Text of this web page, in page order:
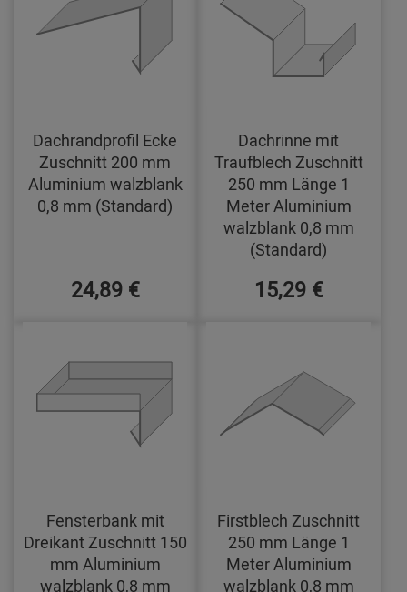
Dachrandprofil Ecke
Zuschnitt 200 mm
Aluminium walzblank
0,8 mm (Standard)
24,89 €
Dachrinne mit
Traufblech Zuschnitt
250 mm Länge 1
Meter Aluminium
walzblank 0,8 mm
(Standard)
15,29 €
Fensterbank mit
Dreikant Zuschnitt 150
mm Aluminium
walzblank 0,8 mm
Firstblech Zuschnitt
250 mm Länge 1
Meter Aluminium
walzblank 0,8 mm